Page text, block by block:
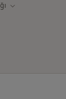
Şehir değiştir